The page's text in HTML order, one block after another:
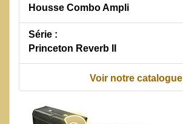
Housse Combo Ampli
Série :
Princeton Reverb II
Voir notre catalogue